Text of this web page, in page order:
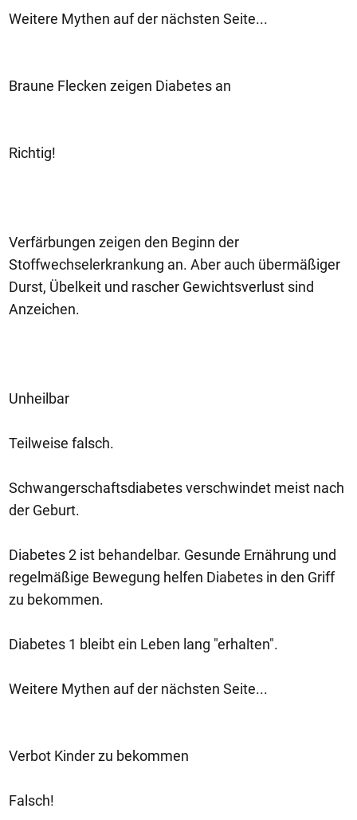
Weitere Mythen auf der nächsten Seite...
Braune Flecken zeigen Diabetes an
Richtig!
Verfärbungen zeigen den Beginn der
Stoffwechselerkrankung an. Aber auch übermäßiger
Durst, Übelkeit und rascher Gewichtsverlust sind
Anzeichen.
Unheilbar
Teilweise falsch.
Schwangerschaftsdiabetes verschwindet meist nach
der Geburt.
Diabetes 2 ist behandelbar. Gesunde Ernährung und
regelmäßige Bewegung helfen Diabetes in den Griff
zu bekommen.
Diabetes 1 bleibt ein Leben lang "erhalten".
Weitere Mythen auf der nächsten Seite...
Verbot Kinder zu bekommen
Falsch!